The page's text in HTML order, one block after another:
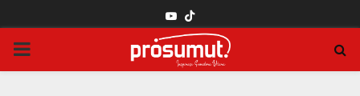
YOUTUBE
PRIMARY